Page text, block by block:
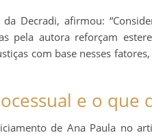
Decradi, afirmou:
pela autora reforçam
com base nesses
e o que
de Ana Paula no